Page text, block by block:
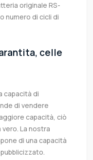
originale RS-
numero di cicli di
celle
capacità di
di vendere
capacità, ciò
La nostra
di una capacità